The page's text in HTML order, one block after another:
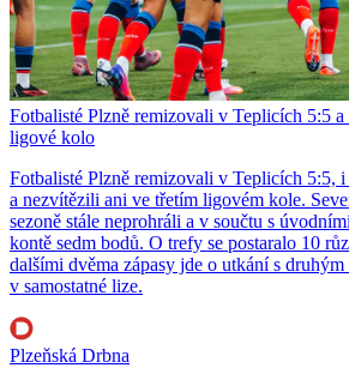
Fotbalisté Plzně remizovali v Teplicích 5:5
ligové kolo
Fotbalisté Plzně remizovali v Teplicích 5:5,
a nezvítězili ani ve třetím ligovém kole.
sezoně stále neprohráli a v součtu s
kontě sedm bodů. O trefy se postaralo 10
dalšími dvěma zápasy jde o utkání s
v samostatné lize.
Plzeňská Drbna